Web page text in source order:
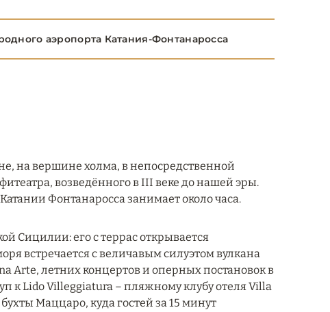
аэропорта Катания-Фонтанаросса
на вершине холма, в непосредственной
возведённого в III веке до нашей эры.
Фонтанаросса занимает около часа.
Сицилии: его с террас открывается
встречается с величавым силуэтом вулкана
Arte, летних концертов и оперных постановок в
к Lido Villeggiatura – пляжному клубу отеля Villa
Маццаро, куда гостей за 15 минут